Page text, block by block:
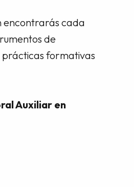
encontrarás cada
de
prácticas formativas
Auxiliar en